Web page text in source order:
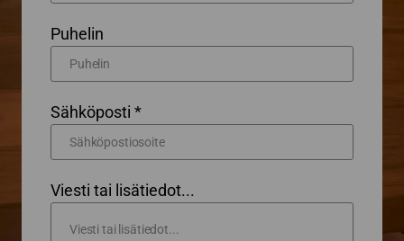
Puhelin
Sähköposti *
Viesti tai lisätiedot...